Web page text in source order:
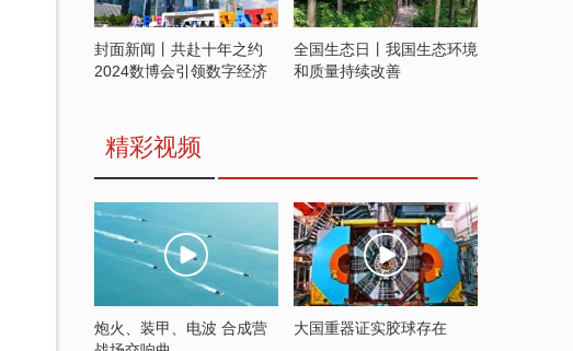
封面新闻丨共赴十年之约
2024数博会引领数字经济
全国生态日丨我国生态环境
和质量持续改善
精彩视频
炮火、装甲、电波 合成营
大国重器证实胶球存在